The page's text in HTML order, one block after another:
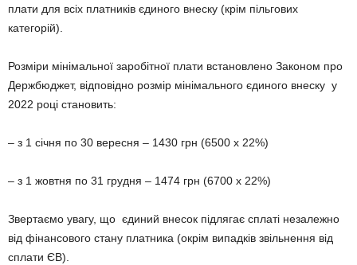
плати для всіх платників єдиного внеску (крім пільгових
категорій).
Розміри мінімальної заробітної плати встановлено Законом про
Держбюджет, відповідно розмір мінімального єдиного внеску у
2022 році становить:
– з 1 січня по 30 вересня – 1430 грн (6500 x 22%)
– з 1 жовтня по 31 грудня – 1474 грн (6700 x 22%)
Звертаємо увагу, що єдиний внесок підлягає сплаті незалежно
від фінансового стану платника (окрім випадків звільнення від
сплати ЄВ).